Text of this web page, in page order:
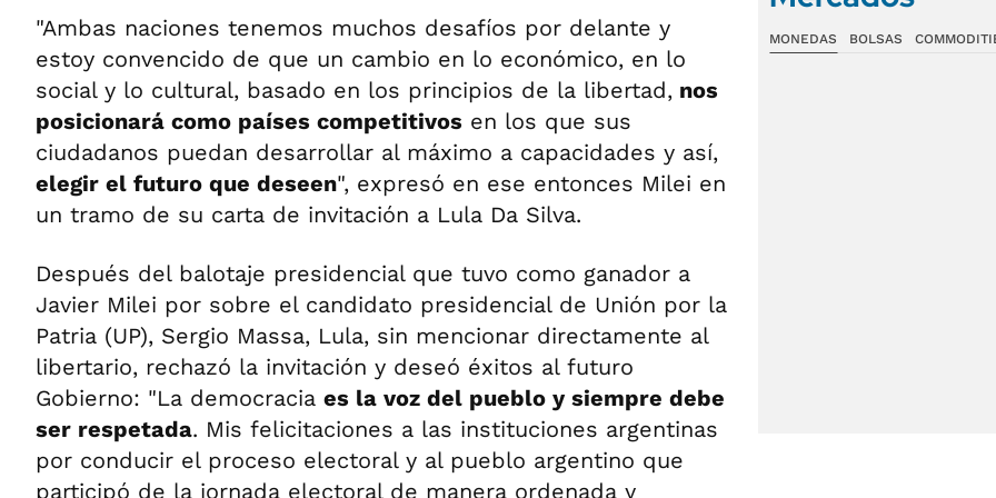
"Ambas naciones tenemos muchos desafíos por delante y
estoy convencido de que un cambio en lo económico, en lo
social y lo cultural, basado en los principios de la libertad, nos
posicionará como países competitivos en los que sus
ciudadanos puedan desarrollar al máximo a capacidades y así,
elegir el futuro que deseen", expresó en ese entonces Milei en
un tramo de su carta de invitación a Lula Da Silva.
Después del balotaje presidencial que tuvo como ganador a
Javier Milei por sobre el candidato presidencial de Unión por la
Patria (UP), Sergio Massa, Lula, sin mencionar directamente al
libertario, rechazó la invitación y deseó éxitos al futuro
Gobierno: "La democracia es la voz del pueblo y siempre debe
ser respetada. Mis felicitaciones a las instituciones argentinas
por conducir el proceso electoral y al pueblo argentino que
participó de la jornada electoral de manera ordenada y
MONEDAS BOLSAS